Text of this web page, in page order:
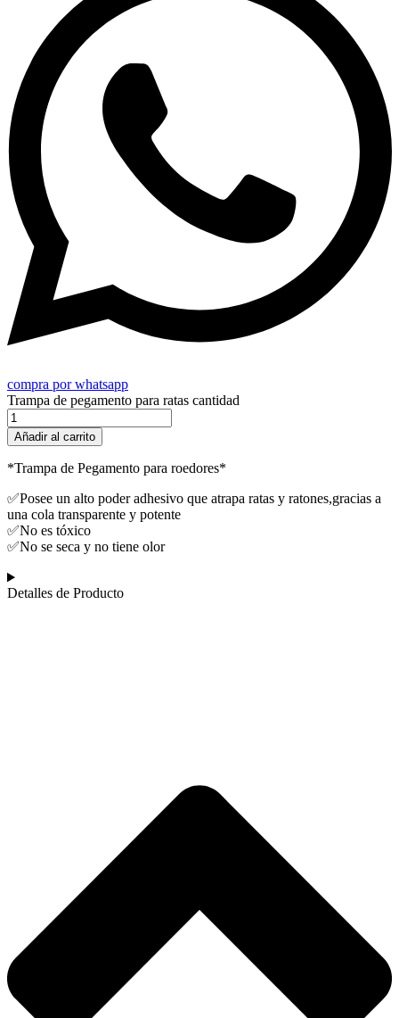
compra por whatsapp
Trampa de pegamento para ratas cantidad
Añadir al carrito
*Trampa de Pegamento para roedores*
✅Posee un alto poder adhesivo que atrapa ratas y ratones,gracias a
una cola transparente y potente
✅No es tóxico
✅No se seca y no tiene olor
Detalles de Producto